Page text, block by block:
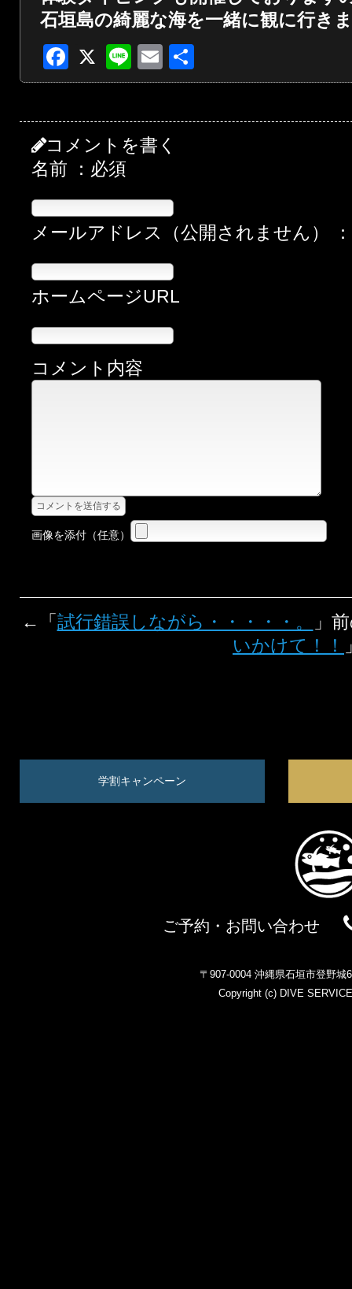
石垣島の綺麗な海を一緒に観に行き
Facebook
X LineEmail
有
コメントを書く
名前 ：必須
メールアドレス（公開されません）
ホームページURL
コメント内容
画像を添付（任意）
←「試行錯誤しながら・・・・・。
」
いかけて！！
学割キャンペーン
ご予約・お問い合わせ
〒907-0004 沖縄県石垣市登野城
Copyright (c) DIVE